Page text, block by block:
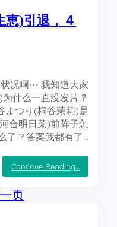
s
s
m
b
连
接
密
法
)引退，４
况啊⋯ 我知道大家
什么一直没发片？
まつり(桐谷茉莉)是
合明日菜)前阵子怎
了？答案我都有了…
Continue Reading…：
海
页